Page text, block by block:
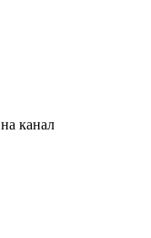
канал